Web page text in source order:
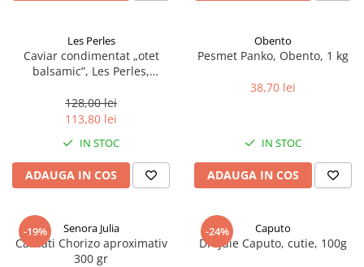
Les Perles
Caviar condimentat „otet
balsamic”, Les Perles,
sferice, 200 g
128,00 lei
113,80 lei
IN STOC
ADAUGA IN COS
Obento
Pesmet Panko, Obento, 1 kg
38,70 lei
IN STOC
ADAUGA IN COS
-19% Senora Julia
Carnati Chorizo aproximativ
300 gr
-24% Caputo
Drojdie Caputo, cutie, 100g